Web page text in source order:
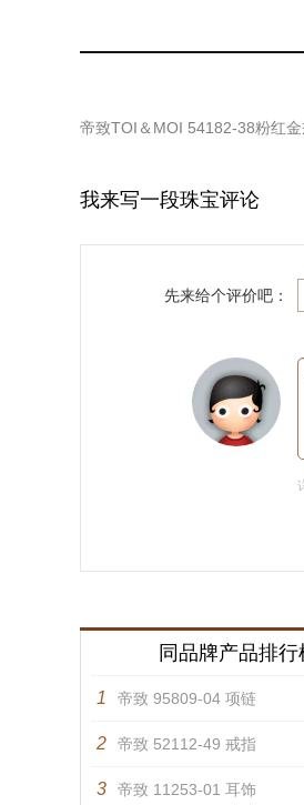
帝致TOI＆MOI 54182-38粉红
我来写一段珠宝评论
先来给个评价吧：
同品牌产品排行
1 帝致 95809-04 项链
2 帝致 52112-49 戒指
3 帝致 11253-01 耳饰